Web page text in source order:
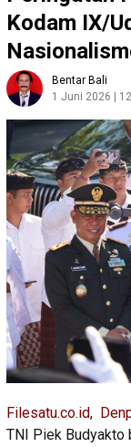
Kodam IX/
Bentar Bali
1 Juni 2026 |
Filesatu.co.id,
TNI Piek Budyakto